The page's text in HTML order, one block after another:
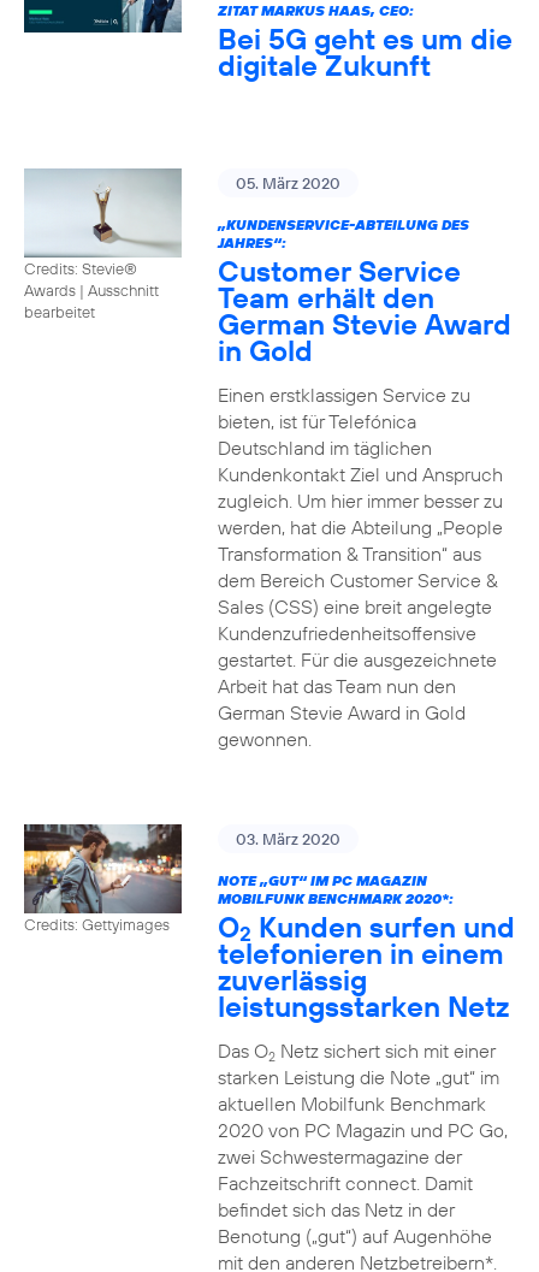
ZITAT MARKUS HAAS, CEO:
Bei 5G geht es um die
digitale Zukunft
Credits: Stevie®
Awards | Ausschnitt
bearbeitet
05. März 2020
„KUNDENSERVICE-ABTEILUNG DES
JAHRES“:
Customer Service
Team erhält den
German Stevie Award
in Gold
Einen erstklassigen Service zu
bieten, ist für Telefónica
Deutschland im täglichen
Kundenkontakt Ziel und Anspruch
zugleich. Um hier immer besser zu
werden, hat die Abteilung „People
Transformation & Transition“ aus
dem Bereich Customer Service &
Sales (CSS) eine breit angelegte
Kundenzufriedenheitsoffensive
gestartet. Für die ausgezeichnete
Arbeit hat das Team nun den
German Stevie Award in Gold
gewonnen.
Credits: Gettyimages
03. März 2020
NOTE „GUT“ IM PC MAGAZIN
MOBILFUNK BENCHMARK 2020*:
O2 Kunden surfen und
telefonieren in einem
zuverlässig
leistungsstarken Netz
Das O2Netz sichert sich mit einer
starken Leistung die Note „gut“ im
aktuellen Mobilfunk Benchmark
2020 von PC Magazin und PC Go,
zwei Schwestermagazine der
Fachzeitschrift connect. Damit
befindet sich das Netz in der
Benotung („gut“) auf Augenhöhe
mit den anderen Netzbetreibern*.